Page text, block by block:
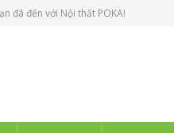
đã đến với Nội thất POKA!